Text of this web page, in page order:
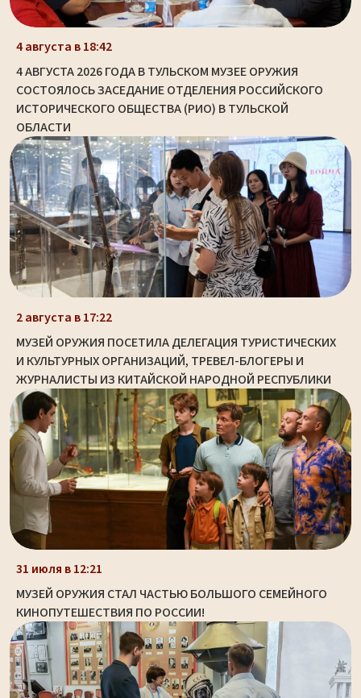
4 августа в 18:42
4 АВГУСТА 2026 ГОДА В ТУЛЬСКОМ МУЗЕЕ ОРУЖИЯ
СОСТОЯЛОСЬ ЗАСЕДАНИЕ ОТДЕЛЕНИЯ РОССИЙСКОГО
ИСТОРИЧЕСКОГО ОБЩЕСТВА (РИО) В ТУЛЬСКОЙ
ОБЛАСТИ
2 августа в 17:22
МУЗЕЙ ОРУЖИЯ ПОСЕТИЛА ДЕЛЕГАЦИЯ ТУРИСТИЧЕСКИХ
И КУЛЬТУРНЫХ ОРГАНИЗАЦИЙ, ТРЕВЕЛ-БЛОГЕРЫ И
ЖУРНАЛИСТЫ ИЗ КИТАЙСКОЙ НАРОДНОЙ РЕСПУБЛИКИ
31 июля в 12:21
МУЗЕЙ ОРУЖИЯ СТАЛ ЧАСТЬЮ БОЛЬШОГО СЕМЕЙНОГО
КИНОПУТЕШЕСТВИЯ ПО РОССИИ!